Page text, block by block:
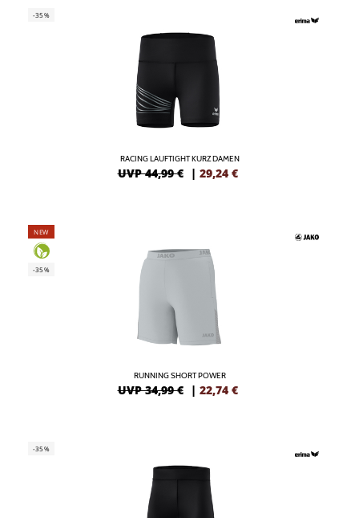
-35%
RACING LAUFTIGHT KURZ DAMEN
UVP 44,99 € | 29,24 €
NEW
-35%
RUNNING SHORT POWER
UVP 34,99 € | 22,74 €
-35%